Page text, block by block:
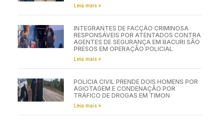
Leia mais »
INTEGRANTES DE FACÇÃO CRIMINOSA
RESPONSÁVEIS POR ATENTADOS CONTRA
AGENTES DE SEGURANÇA EM BACURI SÃO
PRESOS EM OPERAÇÃO POLICIAL
Leia mais »
POLÍCIA CIVIL PRENDE DOIS HOMENS POR
AGIOTAGEM E CONDENAÇÃO POR
TRÁFICO DE DROGAS EM TIMON
Leia mais »